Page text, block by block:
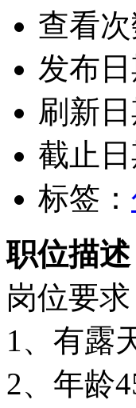
查看次
发布
刷新
截止日
标签：
职位描述
岗位要求
1、有露
2、年龄